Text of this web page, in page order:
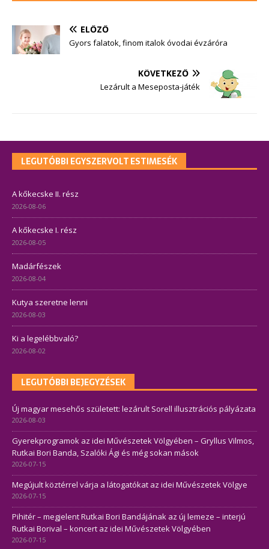
ELŐZŐ
Gyors falatok, finom italok óvodai évzáróra
KÖVETKEZŐ
Lezárult a Meseposta-játék
LEGUTÓBBI EGYSZERVOLT ESTIMESÉK
A kőkecske II. rész
2026-08-06
A kőkecske I. rész
2026-08-05
Madárfészek
2026-08-04
Kutya szeretne lenni
2026-08-03
Ki a legelébbvaló?
2026-08-02
LEGUTÓBBI BEJEGYZÉSEK
Új magyar mesehős született: lezárult Sorell illusztrációs pályázata
2026-08-03
Gyerekprogramok az idei Művészetek Völgyében – Gryllus Vilmos,
Rutkai Bori Banda, Szalóki Ági és még sokan mások
2026-07-15
Megújult köztérrel várja a látogatókat az idei Művészetek Völgye
2026-07-15
Pihitér – megjelent Rutkai Bori Bandájának az új lemeze – interjú
Rutkai Borival – koncert az idei Művészetek Völgyében
2026-07-15